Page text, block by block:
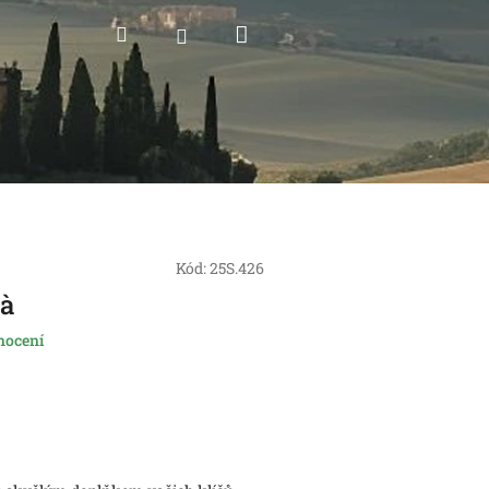
HledatPřihlášeníNákupní
Kód:25S.426